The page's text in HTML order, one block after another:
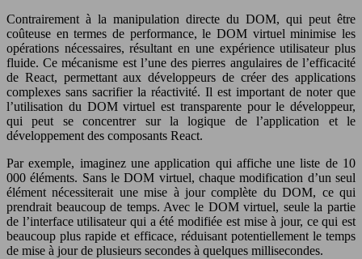
Contrairement à la manipulation directe du DOM, qui peut être
coûteuse en termes de performance, le DOM virtuel minimise les
opérations nécessaires, résultant en une expérience utilisateur plus
fluide. Ce mécanisme est l’une des pierres angulaires de l’efficacité
de React, permettant aux développeurs de créer des applications
complexes sans sacrifier la réactivité. Il est important de noter que
l’utilisation du DOM virtuel est transparente pour le développeur,
qui peut se concentrer sur la logique de l’application et le
développement des composants React.
Par exemple, imaginez une application qui affiche une liste de 10
000 éléments. Sans le DOM virtuel, chaque modification d’un seul
élément nécessiterait une mise à jour complète du DOM, ce qui
prendrait beaucoup de temps. Avec le DOM virtuel, seule la partie
de l’interface utilisateur qui a été modifiée est mise à jour, ce qui est
beaucoup plus rapide et efficace, réduisant potentiellement le temps
de mise à jour de plusieurs secondes à quelques millisecondes.